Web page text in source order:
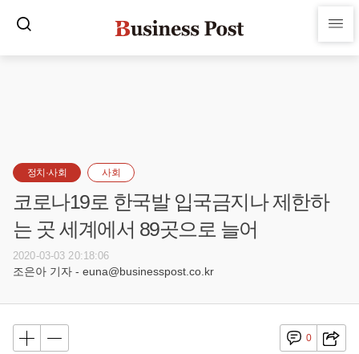
정치·사회 사회
코로나19로 한국발 입국금지나 제한하
는 곳 세계에서 89곳으로 늘어
2020-03-03 20:18:06
조은아 기자 - euna@businesspost.co.kr
0